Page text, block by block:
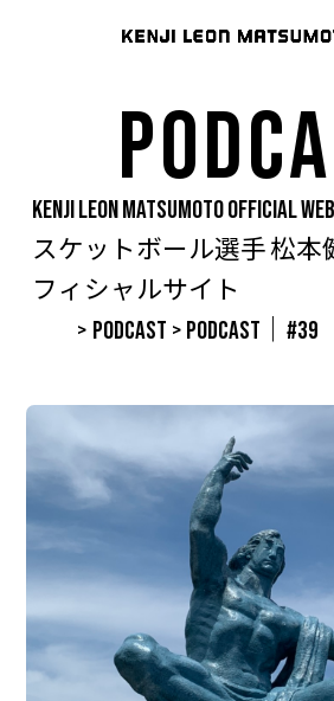
KENJI LEON MATSUMOTO OFFICIAL
スケットボール選手 松本
フィシャルサイト
> PODCAST > PODCAST｜